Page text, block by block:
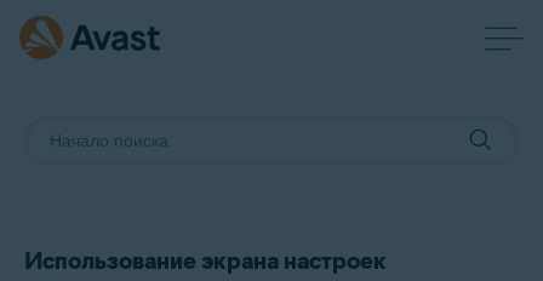
Использование экрана настроек